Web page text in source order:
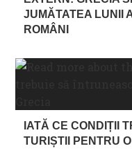
JUMĂTATEA LUNII
ROMÂNI
IATĂ CE CONDIȚII
TURIȘTII PENTRU